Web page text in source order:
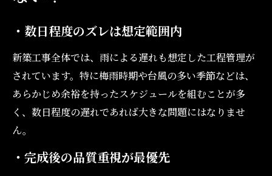
・数日程度のズレは想定範囲内
新築工事全体では、雨による遅れも想定した工程管理が
されています。特に梅雨時期や台風の多い季節などは、
あらかじめ余裕を持ったスケジュールを組むことが多
く、数日程度の遅れであれば大きな問題にはなりませ
ん。
・完成後の品質重視が最優先